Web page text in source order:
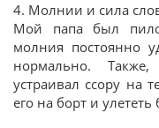
4. Молнии и сила
Мой папа был
молния постоянно
нормально.
устраивал ссору на
его на борт и улететь